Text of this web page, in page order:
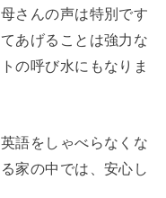
さんの声は特別です
あげることは強力な
の呼び水にもなりま
語をしゃべらなくな
家の中では、安心し